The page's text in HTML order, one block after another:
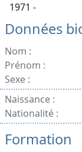
1971 -
Données
Nom :
Prénom :
Sexe :
Naissance :
Nationalité :
Formation